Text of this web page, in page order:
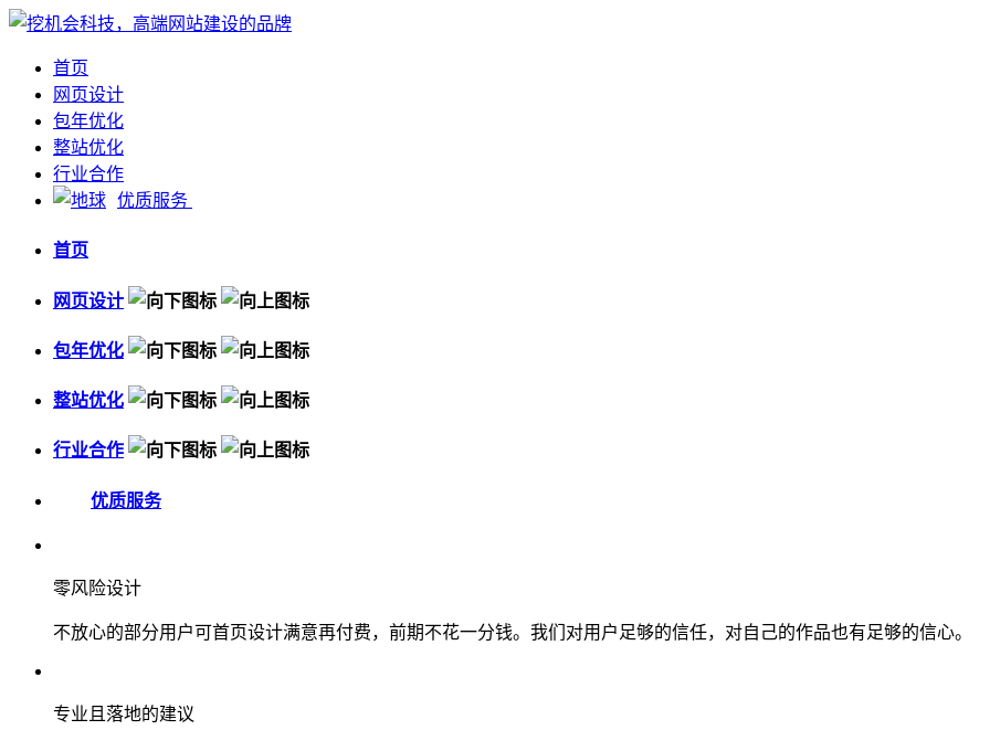
首页
网页设计
包年优化
整站优化
行业合作
优质服务
首页
网页设计
包年优化
整站优化
行业合作
优质服务
零风险设计
不放心的部分用户可首页设计满意再付费，前期不花一分钱。我们对用户足够的信任，对自己的作品也有足够的信心。
专业且落地的建议